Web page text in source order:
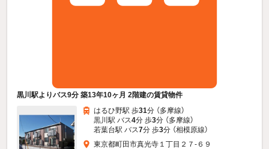
黒川駅よりバス9分 築13年10ヶ月 2階建の賃貸物件
はるひ野駅 歩31分 （多摩線）
黒川駅 バス4分 歩3分 （多摩線）
若葉台駅 バス7分 歩3分 （相模原線）
東京都町田市真光寺１丁目２７-６９